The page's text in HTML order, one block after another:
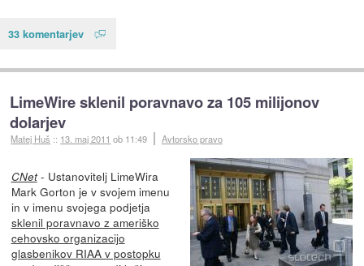
33 komentarjev
LimeWire sklenil poravnavo za 105 milijonov
dolarjev
Matej Huš :: 13. maj 2011 ob 11:49 Avtorsko pravo
CNet- Ustanovitelj LimeWira
Mark Gorton je v svojem imenu
in v imenu svojega podjetja
sklenil poravnavo z ameriško
cehovsko organizacijo
glasbenikov RIAA v postopku